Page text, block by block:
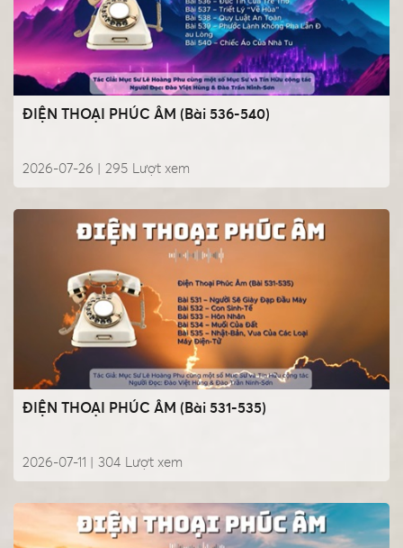
ĐIỆN THOẠI PHÚC ÂM (Bài 536-540)
2026-07-26 | Lượt xem
295
ĐIỆN THOẠI PHÚC ÂM (Bài 531-535)
2026-07-11 | Lượt xem
304